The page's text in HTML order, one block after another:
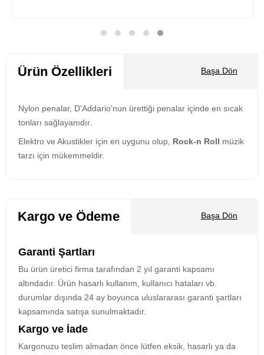
Ürün Özellikleri Başa Dön
Nylon penalar, D'Addario'nun ürettiği penalar içinde en sıcak
tonları sağlayanıdır.
Elektro ve Akustikler için en uygunu olup, Rock-n Roll müzik
tarzı için mükemmeldir.
Kargo ve Ödeme Başa Dön
Garanti Şartları
Bu ürün üretici firma tarafından 2 yıl garanti kapsamı
altındadır. Ürün hasarlı kullanım, kullanıcı hataları vb.
durumlar dışında 24 ay boyunca uluslararası garanti şartları
kapsamında satışa sunulmaktadır.
Kargo ve İade
Kargonuzu teslim almadan önce lütfen eksik, hasarlı ya da